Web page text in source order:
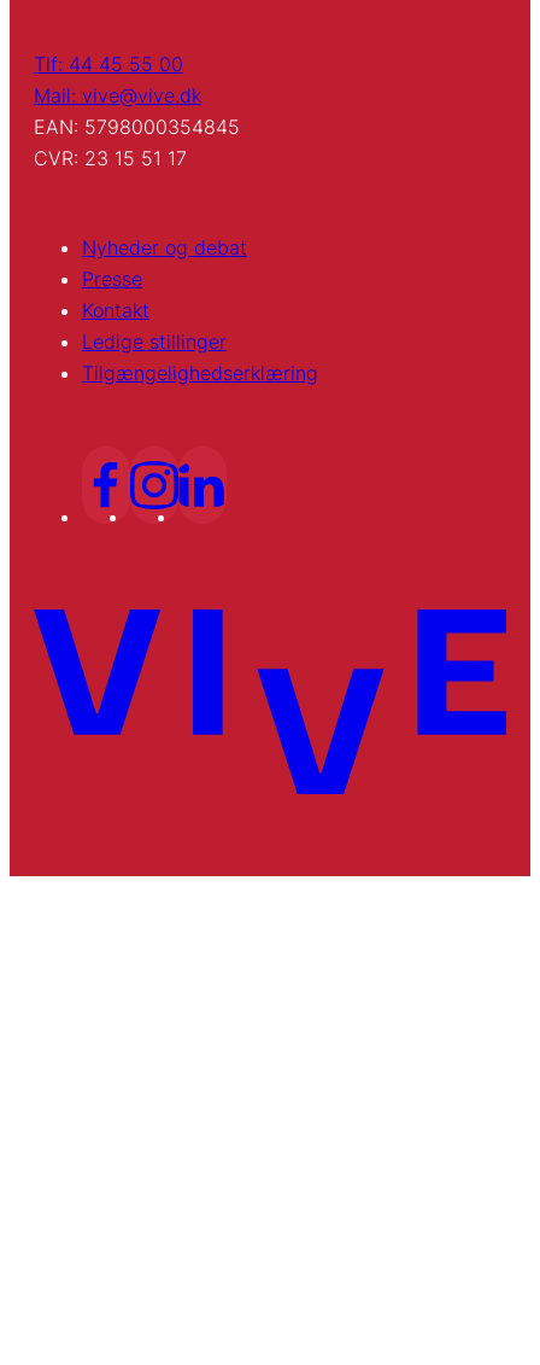
Tlf: 44 45 55 00
Mail: vive@vive.dk
EAN: 5798000354845
CVR: 23 15 51 17
Nyheder og debat
Presse
Kontakt
Ledige stillinger
Tilgængelighedserklæring